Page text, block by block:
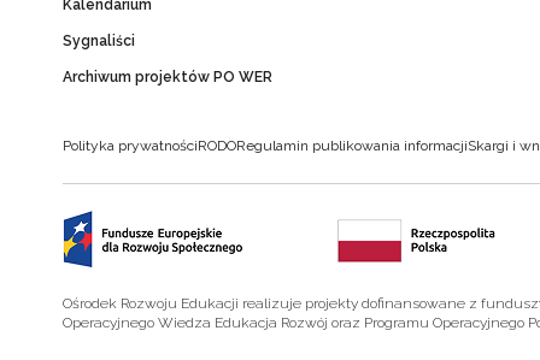
Kalendarium
Sygnaliści
Archiwum projektów PO WER
Polityka prywatnościRODORegulamin publikowania informacjiSkargi i
Ośrodek Rozwoju Edukacji realizuje projekty dofinansowane z
Operacyjnego Wiedza Edukacja Rozwój oraz Programu Operacyjnego